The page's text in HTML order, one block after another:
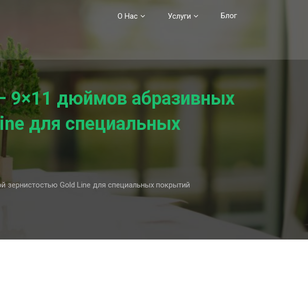
О Нас Услуги Блог
9×11 дюймов абразивных
для специальных
Gold Line для специальных покрытий